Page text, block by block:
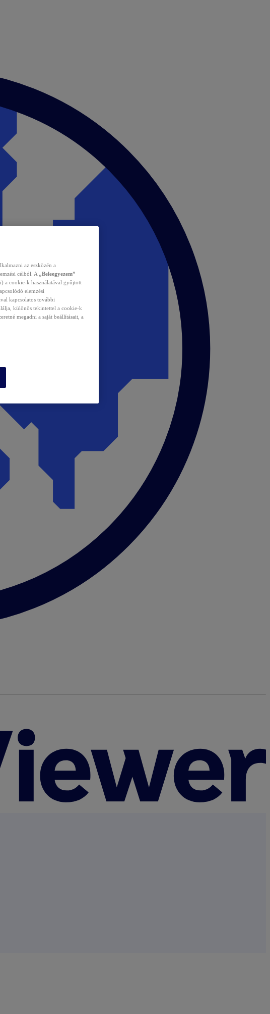
az eszközén a
célból. A „Beleegyezem”
a cookie-k használatával gyűjtött
elemzési
kapcsolatos további
különös tekintettel a cookie-k
megadni a saját beállításait, a